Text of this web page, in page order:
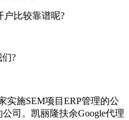
户比较靠谱呢?
?
实施SEM项目ERP管理的公
司。凯丽隆扶余Google代理